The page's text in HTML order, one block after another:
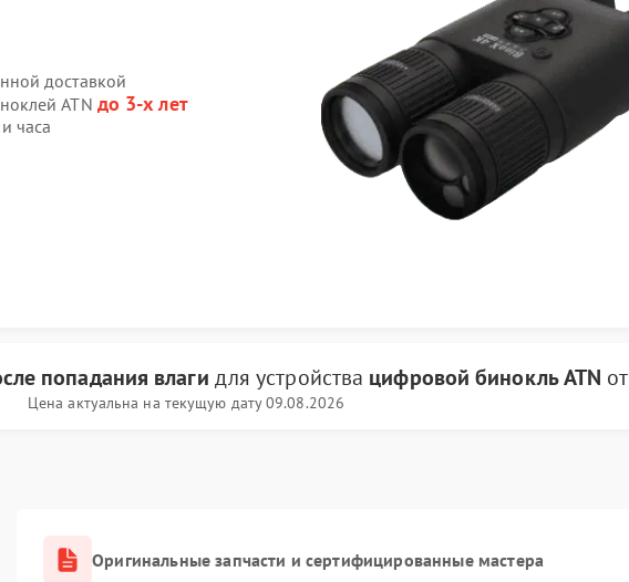
доставкой
ATN до 3-х лет
часа
попадания влаги для устройства цифровой бинокль ATN от
Цена актуальна на текущую дату 09.08.2026
Оригинальные запчасти и сертифицированные мастера